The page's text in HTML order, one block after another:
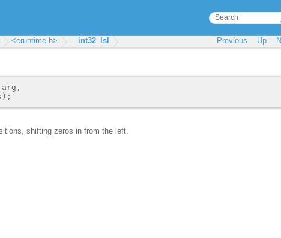
<cruntime.h> __int32_lsl Previous Up